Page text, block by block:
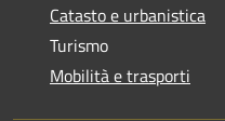
Catasto e urbanistica
Turismo
Mobilità e trasporti